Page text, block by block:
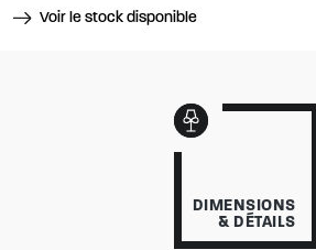
Voir le stock disponible
DIMENSIONS
& DÉTAILS